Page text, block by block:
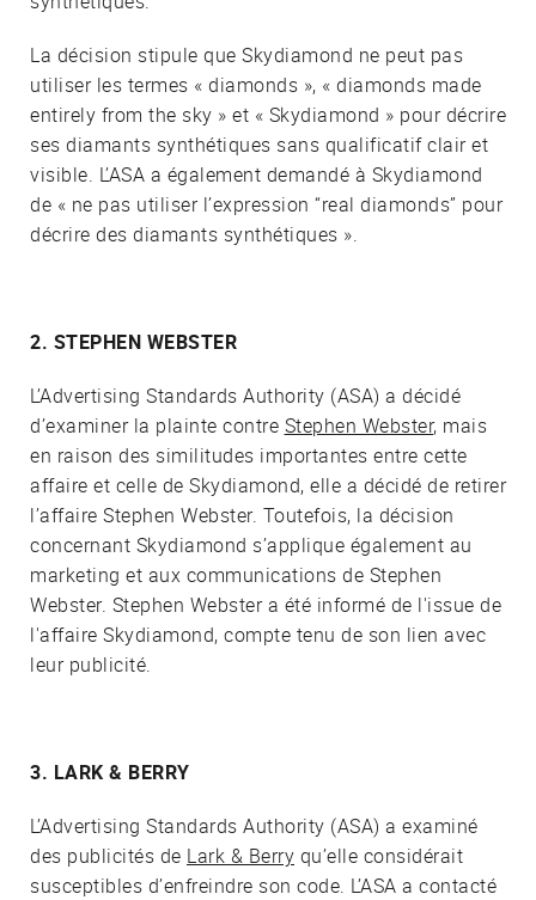
La décision stipule que Skydiamond ne peut pas
utiliser les termes « diamonds », « diamonds made
entirely from the sky » et « Skydiamond » pour décrire
ses diamants synthétiques sans qualificatif clair et
visible. L’ASA a également demandé à Skydiamond
de « ne pas utiliser l’expression “real diamonds” pour
décrire des diamants synthétiques ».
2. STEPHEN WEBSTER
L’Advertising Standards Authority (ASA) a décidé
d’examiner la plainte contre Stephen Webster, mais
en raison des similitudes importantes entre cette
affaire et celle de Skydiamond, elle a décidé de retirer
l’affaire Stephen Webster. Toutefois, la décision
concernant Skydiamond s’applique également au
marketing et aux communications de Stephen
Webster. Stephen Webster a été informé de l'issue de
l'affaire Skydiamond, compte tenu de son lien avec
leur publicité.
3. LARK & BERRY
L’Advertising Standards Authority (ASA) a examiné
des publicités de Lark & Berry qu’elle considérait
susceptibles d’enfreindre son code. L’ASA a contacté